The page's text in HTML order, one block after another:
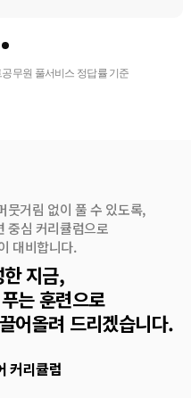
무원 풀서비스 정답률 기준
뭇거림 없이 풀 수 있도록,
중심 커리큘럼으로
대비합니다.
지금,
는 훈련으로
어올려 드리겠습니다.
커리큘럼